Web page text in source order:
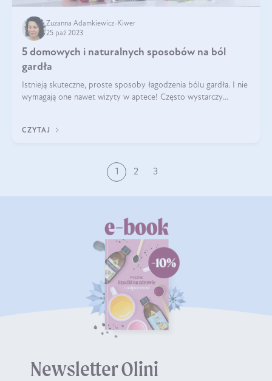
Zuzanna Adamkiewicz-Kiwer
25 paź 2023
5 domowych i naturalnych sposobów na ból
gardła
Istnieją skuteczne, proste sposoby łagodzenia bólu gardła. I nie
wymagają one nawet wizyty w aptece! Często wystarczy
CZYTAJ
1 2 3
Newsletter Olini